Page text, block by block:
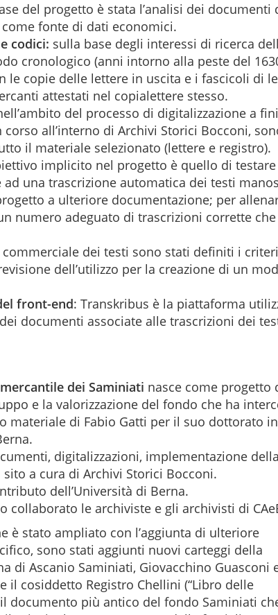
del progetto è stata l’analisi dei documenti
fonte di dati economici.
codici: sulla base degli interessi di ricerca
cronologico (anni intorno alla peste del
le copie delle lettere in uscita e i fascicoli di
attestati nel copialettere stesso.
del processo di digitalizzazione a fini
all’interno di Archivi Storici Bocconi,
il materiale selezionato (lettere e registro).
implicito nel progetto è quello di testare
ad una trascrizione automatica dei testi
a ulteriore documentazione; per
numero adeguato di trascrizioni corrette
dei testi sono stati definiti i
dell’utilizzo per la creazione di un
front-end: Transkribus è la piattaforma
documenti associate alle trascrizioni dei
dei Saminiati nasce come progetto
e la valorizzazione del fondo che ha
materiale di Fabio Gatti per il suo dottorato in
digitalizzazioni, implementazione della
a cura di Archivi Storici Bocconi.
dell’Università di Berna.
collaborato le archiviste e gli archivisti di
è stato ampliato con l’aggiunta di ulteriore
sono stati aggiunti nuovi carteggi della
di Ascanio Saminiati, Giovacchino Guasconi
il cosiddetto Registro Chellini (“Libro delle
documento più antico del fondo Saminiati